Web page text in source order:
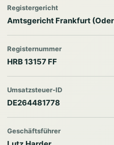
Registergericht
Amtsgericht Frankfurt
Registernummer
HRB 13157 FF
Umsatzsteuer-ID
DE264481778
Geschäftsführer